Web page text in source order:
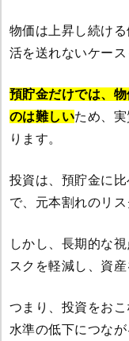
物価は上昇し続け
活を送れないケース
預貯金だけでは、
のは難しいため、
ります。
投資は、預貯金に
で、元本割れのリス
しかし、長期的な
スクを軽減し、資
つまり、投資をお
水準の低下につな